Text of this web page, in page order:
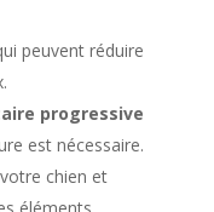
peuvent réduire
progressive
est nécessaire.
chien et